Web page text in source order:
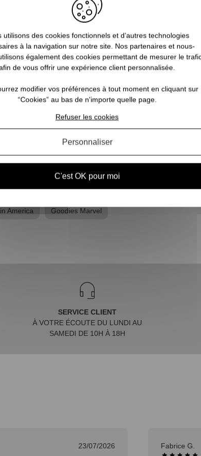
Pourquoi Captain America est le
symbole du patriotisme américain
?
Captain America est l'alter ego de Steve Rogers,
un soldat aux super-pouvoirs de la Seconde
monde, cet homme originaire de Brooklyn est
?
America Goodies Marvel
SERVICE CLIENT
À VOTRE ÉCOUTE DU LUNDI AU
SAMEDI DE 10H À 18H
23/07/2026 Fabrice G.
utilisons des cookies fonctionnels et d’autres technologies
à la navigation sur notre site. Nos partenaires et nous-
également des cookies permettant de mesurer le
de vous offrir une expérience client personnalisée.
modifier vos préférences à tout moment en cliquant sur
“Cookies” au bas de n'importe quelle page.
C'est OK pour moi
Refuser les cookies
Personnaliser